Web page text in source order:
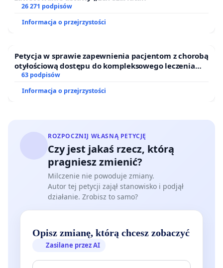
Sonia Szoen
Petycja zostanie przesłana do MEiN
26 271 podpisów
Informacja o przejrzystości
Petycja w sprawie zapewnienia pacjentom z chorobą
otyłościową dostępu do kompleksowego leczenia
oraz programów profilaktycznych.
63 podpisów
Informacja o przejrzystości
ROZPOCZNIJ WŁASNĄ PETYCJĘ
Czy jest jakaś rzecz, którą
pragniesz zmienić?
Milczenie nie powoduje zmiany.
Autor tej petycji zajął stanowisko i podjął
działanie. Zrobisz to samo?
Opisz zmianę, którą chcesz zobaczyć
Zasilane przez AI